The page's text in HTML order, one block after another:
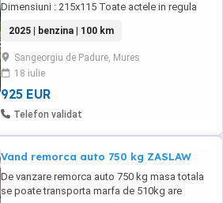
Dimensiuni : 215x115 Toate actele in regula
Padure (Erdőszentgyörgy)
2025 | benzina | 100 km
Sangeorgiu de Padure, Mures
18 iulie
925 EUR
Telefon validat
Vand remorca auto 750 kg ZASLAW
De vanzare remorca auto 750 kg masa totala
se poate transporta marfa de 510kg are